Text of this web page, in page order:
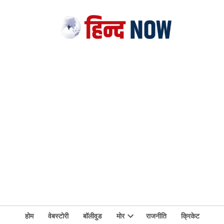
होम वेबस्टोरी बॉलीवुड मोर राजनीति
क्रिकेट